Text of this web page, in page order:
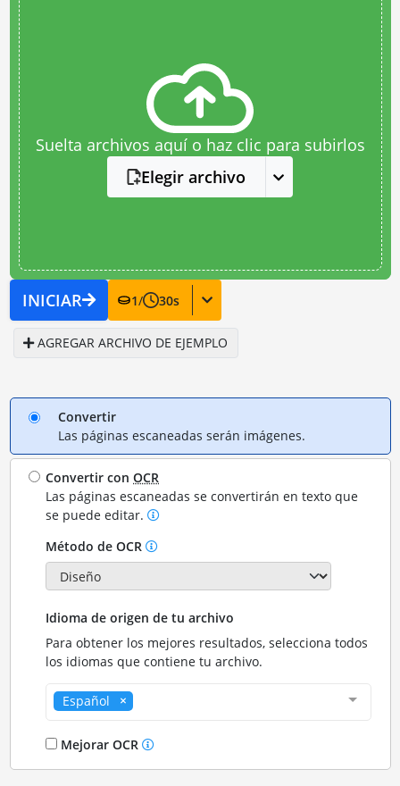
Suelta archivos aquí o haz clic para subirlos
Elegir archivo
INICIAR 1/ 30s
AGREGAR ARCHIVO DE EJEMPLO
Convertir
Las páginas escaneadas serán imágenes.
Convertir conOCR
Las páginas escaneadas se convertirán en texto que
se puede editar.
Método de OCR
Idioma de origen de tu archivo
Para obtener los mejores resultados, selecciona todos
los idiomas que contiene tu archivo.
Español
Mejorar OCR